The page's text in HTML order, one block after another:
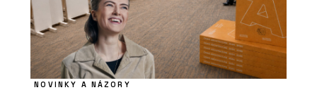
NOVINKY A NÁZORY